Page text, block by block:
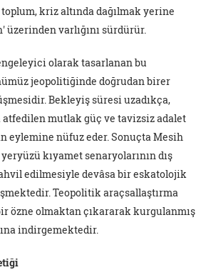
kriz altında dağılmak yerine
üzerinden varlığını sürdürür.
olarak tasarlanan bu
jeopolitiğinde doğrudan birer
Bekleyiş süresi uzadıkça,
atfedilen mutlak güç ve tavizsiz adalet
eylemine nüfuz eder. Sonuçta Mesih
kıyamet senaryolarının dış
edilmesiyle devâsa bir eskatolojik
Teopolitik araçsallaştırma
özne olmaktan çıkararak kurgulanmış
indirgemektedir.